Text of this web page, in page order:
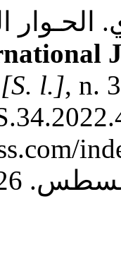
[S. l.], n.